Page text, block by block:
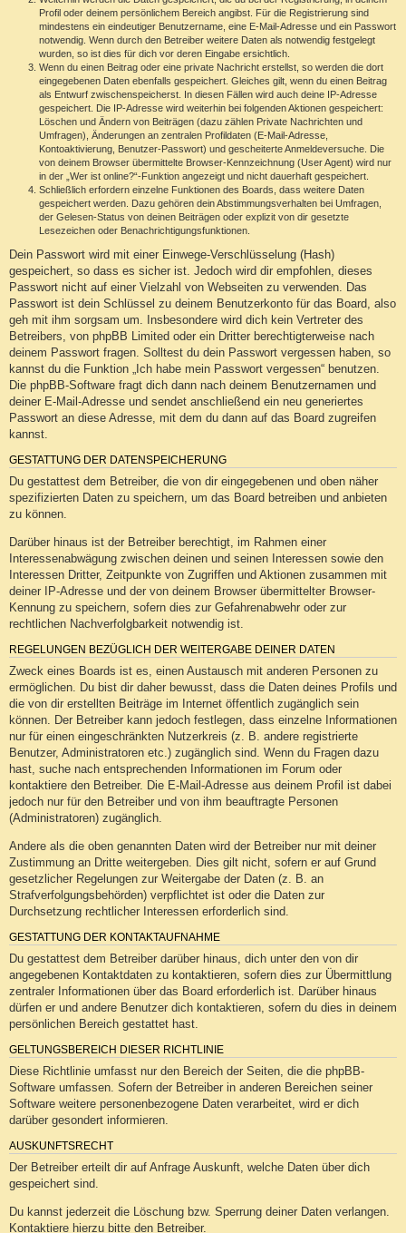
Profil oder deinem persönlichem Bereich angibst. Für die Registrierung sind
mindestens ein eindeutiger Benutzername, eine E-Mail-Adresse und ein Passwort
notwendig. Wenn durch den Betreiber weitere Daten als notwendig festgelegt
wurden, so ist dies für dich vor deren Eingabe ersichtlich.
Wenn du einen Beitrag oder eine private Nachricht erstellst, so werden die dort
eingegebenen Daten ebenfalls gespeichert. Gleiches gilt, wenn du einen Beitrag
als Entwurf zwischenspeicherst. In diesen Fällen wird auch deine IP-Adresse
gespeichert. Die IP-Adresse wird weiterhin bei folgenden Aktionen gespeichert:
Löschen und Ändern von Beiträgen (dazu zählen Private Nachrichten und
Umfragen), Änderungen an zentralen Profildaten (E-Mail-Adresse,
Kontoaktivierung, Benutzer-Passwort) und gescheiterte Anmeldeversuche. Die
von deinem Browser übermittelte Browser-Kennzeichnung (User Agent) wird nur
in der „Wer ist online?“-Funktion angezeigt und nicht dauerhaft gespeichert.
Schließlich erfordern einzelne Funktionen des Boards, dass weitere Daten
gespeichert werden. Dazu gehören dein Abstimmungsverhalten bei Umfragen,
der Gelesen-Status von deinen Beiträgen oder explizit von dir gesetzte
Lesezeichen oder Benachrichtigungsfunktionen.
Dein Passwort wird mit einer Einwege-Verschlüsselung (Hash)
gespeichert, so dass es sicher ist. Jedoch wird dir empfohlen, dieses
Passwort nicht auf einer Vielzahl von Webseiten zu verwenden. Das
Passwort ist dein Schlüssel zu deinem Benutzerkonto für das Board, also
geh mit ihm sorgsam um. Insbesondere wird dich kein Vertreter des
Betreibers, von phpBB Limited oder ein Dritter berechtigterweise nach
deinem Passwort fragen. Solltest du dein Passwort vergessen haben, so
kannst du die Funktion „Ich habe mein Passwort vergessen“ benutzen.
Die phpBB-Software fragt dich dann nach deinem Benutzernamen und
deiner E-Mail-Adresse und sendet anschließend ein neu generiertes
Passwort an diese Adresse, mit dem du dann auf das Board zugreifen
kannst.
GESTATTUNG DER DATENSPEICHERUNG
Du gestattest dem Betreiber, die von dir eingegebenen und oben näher
spezifizierten Daten zu speichern, um das Board betreiben und anbieten
zu können.
Darüber hinaus ist der Betreiber berechtigt, im Rahmen einer
Interessenabwägung zwischen deinen und seinen Interessen sowie den
Interessen Dritter, Zeitpunkte von Zugriffen und Aktionen zusammen mit
deiner IP-Adresse und der von deinem Browser übermittelter Browser-
Kennung zu speichern, sofern dies zur Gefahrenabwehr oder zur
rechtlichen Nachverfolgbarkeit notwendig ist.
REGELUNGEN BEZÜGLICH DER WEITERGABE DEINER DATEN
Zweck eines Boards ist es, einen Austausch mit anderen Personen zu
ermöglichen. Du bist dir daher bewusst, dass die Daten deines Profils und
die von dir erstellten Beiträge im Internet öffentlich zugänglich sein
können. Der Betreiber kann jedoch festlegen, dass einzelne Informationen
nur für einen eingeschränkten Nutzerkreis (z. B. andere registrierte
Benutzer, Administratoren etc.) zugänglich sind. Wenn du Fragen dazu
hast, suche nach entsprechenden Informationen im Forum oder
kontaktiere den Betreiber. Die E-Mail-Adresse aus deinem Profil ist dabei
jedoch nur für den Betreiber und von ihm beauftragte Personen
(Administratoren) zugänglich.
Andere als die oben genannten Daten wird der Betreiber nur mit deiner
Zustimmung an Dritte weitergeben. Dies gilt nicht, sofern er auf Grund
gesetzlicher Regelungen zur Weitergabe der Daten (z. B. an
Strafverfolgungsbehörden) verpflichtet ist oder die Daten zur
Durchsetzung rechtlicher Interessen erforderlich sind.
GESTATTUNG DER KONTAKTAUFNAHME
Du gestattest dem Betreiber darüber hinaus, dich unter den von dir
angegebenen Kontaktdaten zu kontaktieren, sofern dies zur Übermittlung
zentraler Informationen über das Board erforderlich ist. Darüber hinaus
dürfen er und andere Benutzer dich kontaktieren, sofern du dies in deinem
persönlichen Bereich gestattet hast.
GELTUNGSBEREICH DIESER RICHTLINIE
Diese Richtlinie umfasst nur den Bereich der Seiten, die die phpBB-
Software umfassen. Sofern der Betreiber in anderen Bereichen seiner
Software weitere personenbezogene Daten verarbeitet, wird er dich
darüber gesondert informieren.
AUSKUNFTSRECHT
Der Betreiber erteilt dir auf Anfrage Auskunft, welche Daten über dich
gespeichert sind.
Du kannst jederzeit die Löschung bzw. Sperrung deiner Daten verlangen.
Kontaktiere hierzu bitte den Betreiber.